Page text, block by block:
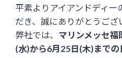
平素よりアイアンドディ
だき、誠にありがとうござ
弊社では、 マリンメッセ
(水)から6月25日(木)まで